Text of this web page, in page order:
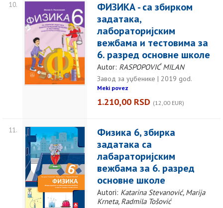
10.
ФИЗИКА - са збирком
задатака,
лабораторијским
вежбама и тестовима за
6. разред основне школе
Autor: RASPOPOVIĆ MILAN
Завод за уџбенике | 2019 god.
Meki povez
1.210,00 RSD (12,00 EUR)
11.
Физика 6, збирка
задатака са
лабараторијским
вежбама за 6. разред
основне школе
Autori: Katarina Stevanović, Marija
Krneta, Radmila Tošović